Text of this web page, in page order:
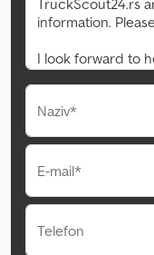
Naziv*
E-mail*
Telefon